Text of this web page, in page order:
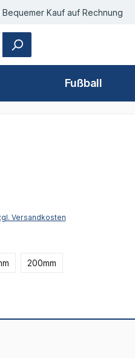
Bequemer Kauf auf Rechnung
Fußball
Versandkosten
200mm